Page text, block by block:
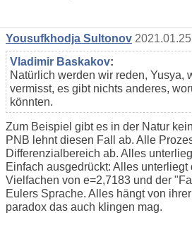
Yousufkhodja Sultonov
Vladimir Baskakov:
Natürlich werden wir reden, Yusya,
vermisst, es gibt nichts anderes,
könnten.
Zum Beispiel gibt es in der Natur
PNB lehnt diesen Fall ab. Alle
Differenzialbereich ab. Alles
Einfach ausgedrückt: Alles unterliegt
Vielfachen von e=2,7183 und der
Eulers Sprache. Alles hängt von
paradox das auch klingen mag.